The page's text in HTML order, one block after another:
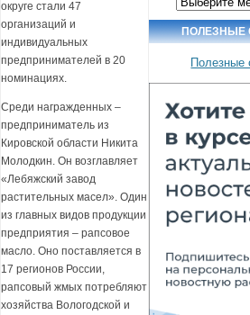
округе стали 47
организаций и
индивидуальных
предпринимателей в 20
номинациях.
Среди награжденных –
предприниматель из
Кировской области Никита
Молодкин. Он возглавляет
«Лебяжский завод
растительных масел». Один
из главных видов продукции
предприятия – рапсовое
масло. Оно поставляется в
17 регионов России,
рапсовый жмых потребляют
хозяйства Вологодской и
новостей
ПОЛЕЗНЫЕ
Полезные